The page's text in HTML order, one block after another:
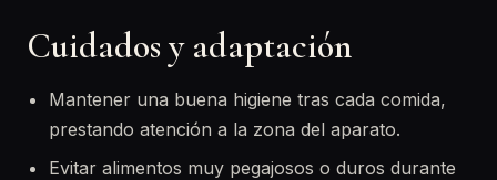
Cuidados y adaptación
Mantener una buena higiene tras cada comida,
prestando atención a la zona del aparato.
Evitar alimentos muy pegajosos o duros durante